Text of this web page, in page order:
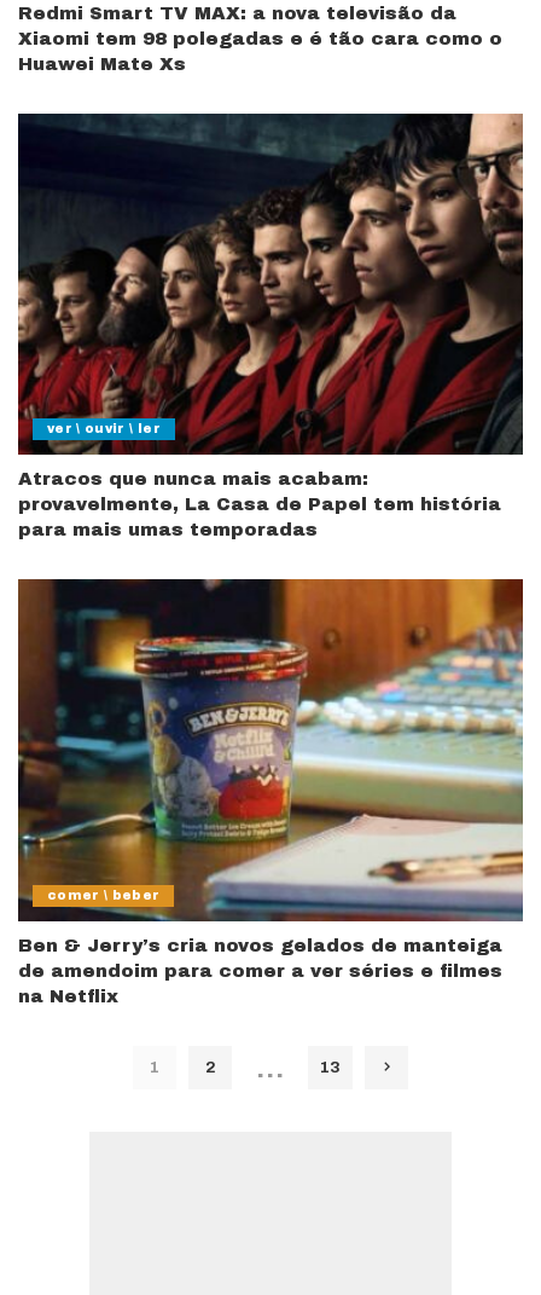
Redmi Smart TV MAX: a nova televisão da
Xiaomi tem 98 polegadas e é tão cara como o
Huawei Mate Xs
ver \ ouvir \ ler
Atracos que nunca mais acabam:
provavelmente, La Casa de Papel tem história
para mais umas temporadas
comer \ beber
Ben & Jerry’s cria novos gelados de manteiga
de amendoim para comer a ver séries e filmes
na Netflix
1 2 … 13